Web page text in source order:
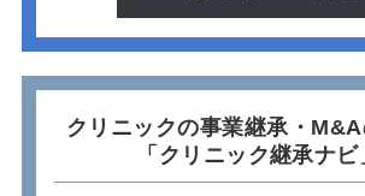
クリニックの事業継承・
「クリニック継承ナ